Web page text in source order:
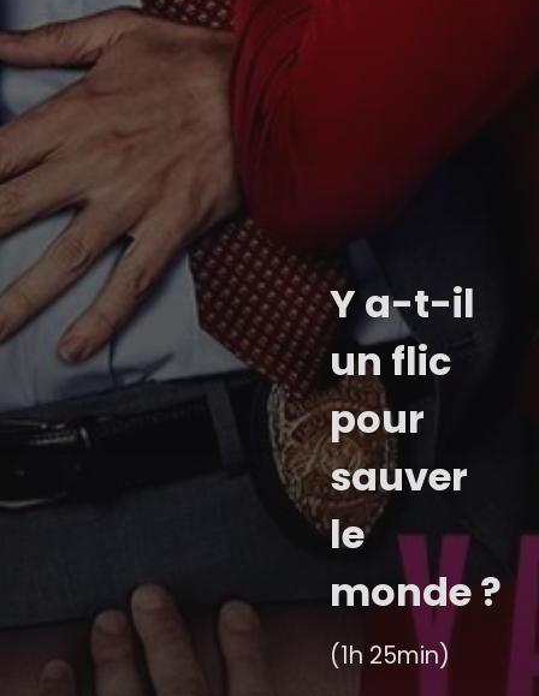
Y a-t-il
un flic
pour
sauver
le
monde ?
(1h 25min)